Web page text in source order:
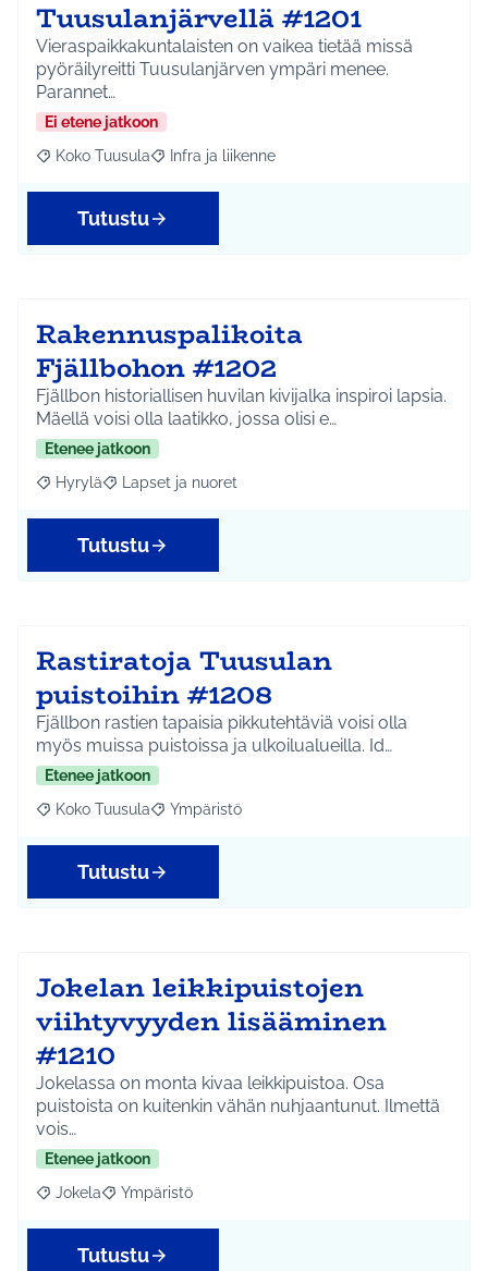
Tuusulanjärvellä #1201
Vieraspaikkakuntalaisten on vaikea tietää missä
pyöräilyreitti Tuusulanjärven ympäri menee.
Parannet…
Ei etene jatkoon
Rajaa tulokset aihepiirin mukaan: Koko Tuusula
Koko Tuusula Rajaa tulokset teeman mukaan: Infra ja liikenne
Infra ja liikenne
Tutustu
Rakennuspalikoita
Fjällbohon #1202
Fjällbon historiallisen huvilan kivijalka inspiroi lapsia.
Mäellä voisi olla laatikko, jossa olisi e…
Etenee jatkoon
Rajaa tulokset aihepiirin mukaan: Hyrylä
Hyrylä Rajaa tulokset teeman mukaan: Lapset ja nuoret
Lapset ja nuoret
Tutustu
Rastiratoja Tuusulan
puistoihin #1208
Fjällbon rastien tapaisia pikkutehtäviä voisi olla
myös muissa puistoissa ja ulkoilualueilla. Id…
Etenee jatkoon
Rajaa tulokset aihepiirin mukaan: Koko Tuusula
Koko Tuusula Rajaa tulokset teeman mukaan: Ympäristö
Ympäristö
Tutustu
Jokelan leikkipuistojen
viihtyvyyden lisääminen
#1210
Jokelassa on monta kivaa leikkipuistoa. Osa
puistoista on kuitenkin vähän nuhjaantunut. Ilmettä
vois…
Etenee jatkoon
Rajaa tulokset aihepiirin mukaan: Jokela
Jokela Rajaa tulokset teeman mukaan: Ympäristö
Ympäristö
Tutustu